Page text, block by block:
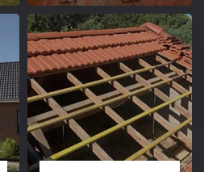
Hydrofuge toiture
51